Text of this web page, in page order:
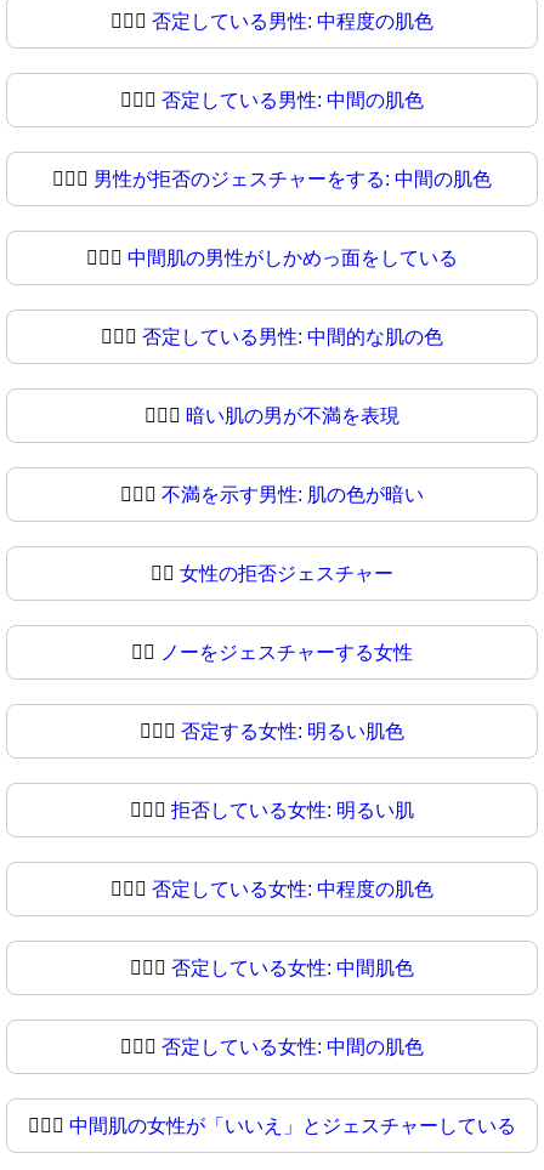
🙎🏼‍♂ 否定している男性: 中程度の肌色
🙎🏽‍♂️ 否定している男性: 中間の肌色
🙎🏽‍♂ 男性が拒否のジェスチャーをする: 中間の肌色
🙎🏾‍♂️ 中間肌の男性がしかめっ面をしている
🙎🏾‍♂ 否定している男性: 中間的な肌の色
🙎🏿‍♂️ 暗い肌の男が不満を表現
🙎🏿‍♂ 不満を示す男性: 肌の色が暗い
🙎‍♀️ 女性の拒否ジェスチャー
🙎‍♀ ノーをジェスチャーする女性
🙎🏻‍♀️ 否定する女性: 明るい肌色
🙎🏻‍♀ 拒否している女性: 明るい肌
🙎🏼‍♀️ 否定している女性: 中程度の肌色
🙎🏼‍♀ 否定している女性: 中間肌色
🙎🏽‍♀️ 否定している女性: 中間の肌色
🙎🏽‍♀ 中間肌の女性が「いいえ」とジェスチャーしている